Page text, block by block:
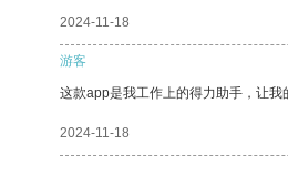
2024-11-18
游客
这款app是我工作上的得力助手，让我
2024-11-18